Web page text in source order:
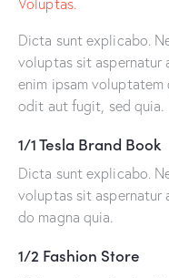
Dicta sunt explicabo.
voluptas sit aspernatur
enim ipsam
odit aut fugit, sed quia.
1/1 Tesla Brand Book
Dicta sunt explicabo.
voluptas sit
do magna quia.
1/2 Fashion Store